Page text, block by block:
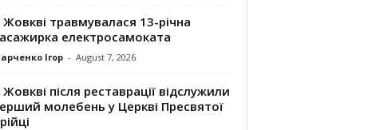
травмувалася 13-річна
електросамоката
Ігор - August 7, 2026
після реставрації відслужили
молебень у Церкві Пресвятої